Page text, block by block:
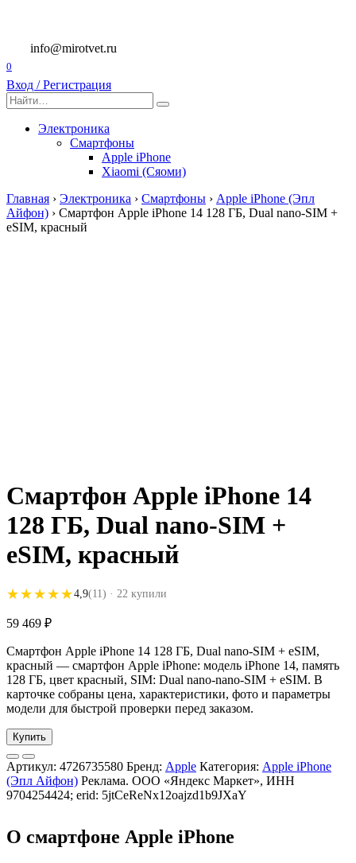
содержанию
info@mirotvet.ru
0
Вход / Регистрация
Search
for:
Электроника
Смартфоны
Apple iPhone
Xiaomi (Сяоми)
Главная › Электроника › Смартфоны › Apple iPhone (Эпл
Айфон) › Смартфон Apple iPhone 14 128 ГБ, Dual nano-SIM +
eSIM, красный
Смартфон Apple iPhone 14
128 ГБ, Dual nano-SIM +
eSIM, красный
★★★★★
★★★★★4,9(11) · 22 купили
59 469 ₽
Смартфон Apple iPhone 14 128 ГБ, Dual nano-SIM + eSIM,
красный — смартфон Apple iPhone: модель iPhone 14, память
128 ГБ, цвет красный, SIM: Dual nano-nano-SIM + eSIM. В
карточке собраны цена, характеристики, фото и параметры
модели для быстрой проверки перед заказом.
Купить
Артикул: 4726735580 Бренд: Apple Категория: Apple iPhone
(Эпл Айфон) Реклама. ООО «Яндекс Маркет», ИНН
9704254424; erid: 5jtCeReNx12oajzd1b9JXaY
О смартфоне Apple iPhone